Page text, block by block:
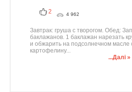
2 4 962
Завтрак: груша с творогом. Обед:
баклажанов. 1 баклажан нарезать
и обжарить на подсолнечном масле
картофелину...
...Далі »